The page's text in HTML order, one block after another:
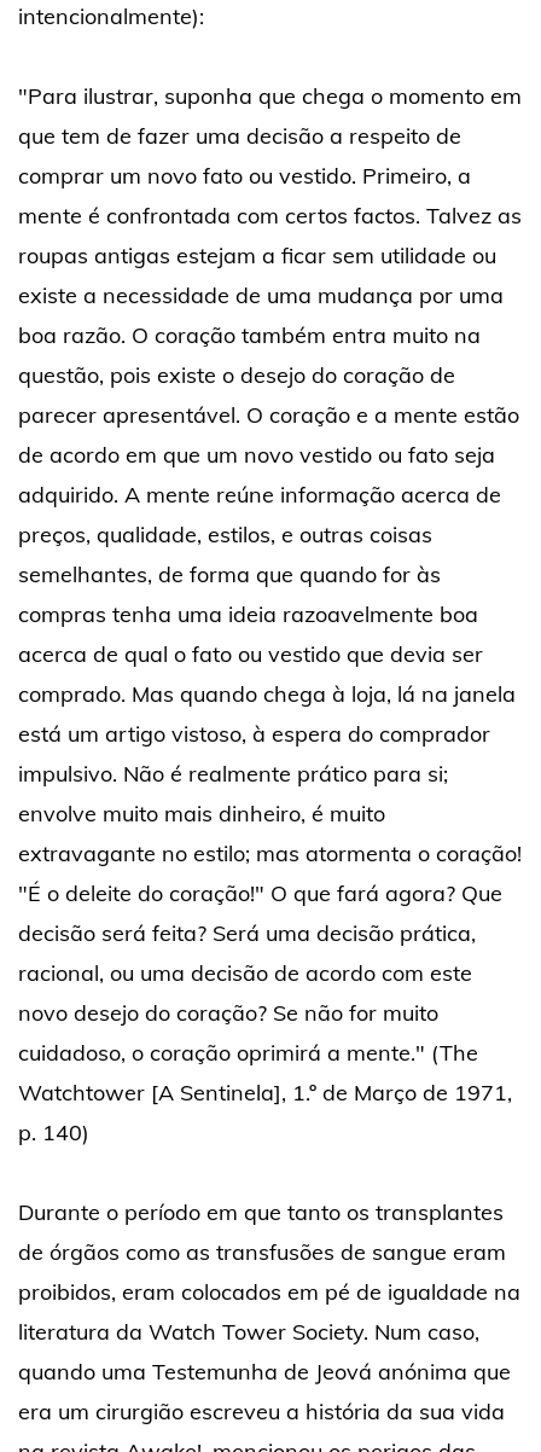
intencionalmente):
"Para ilustrar, suponha que chega o momento em
que tem de fazer uma decisão a respeito de
comprar um novo fato ou vestido. Primeiro, a
mente é confrontada com certos factos. Talvez as
roupas antigas estejam a ficar sem utilidade ou
existe a necessidade de uma mudança por uma
boa razão. O coração também entra muito na
questão, pois existe o desejo do coração de
parecer apresentável. O coração e a mente estão
de acordo em que um novo vestido ou fato seja
adquirido. A mente reúne informação acerca de
preços, qualidade, estilos, e outras coisas
semelhantes, de forma que quando for às
compras tenha uma ideia razoavelmente boa
acerca de qual o fato ou vestido que devia ser
comprado. Mas quando chega à loja, lá na janela
está um artigo vistoso, à espera do comprador
impulsivo. Não é realmente prático para si;
envolve muito mais dinheiro, é muito
extravagante no estilo; mas atormenta o coração!
"É o deleite do coração!" O que fará agora? Que
decisão será feita? Será uma decisão prática,
racional, ou uma decisão de acordo com este
novo desejo do coração? Se não for muito
cuidadoso, o coração oprimirá a mente." (The
Watchtower [A Sentinela], 1.º de Março de 1971,
p. 140)
Durante o período em que tanto os transplantes
de órgãos como as transfusões de sangue eram
proibidos, eram colocados em pé de igualdade na
literatura da Watch Tower Society. Num caso,
quando uma Testemunha de Jeová anónima que
era um cirurgião escreveu a história da sua vida